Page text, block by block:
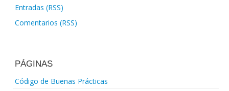
Entradas (RSS)
Comentarios (RSS)
PÁGINAS
Código de Buenas Prácticas